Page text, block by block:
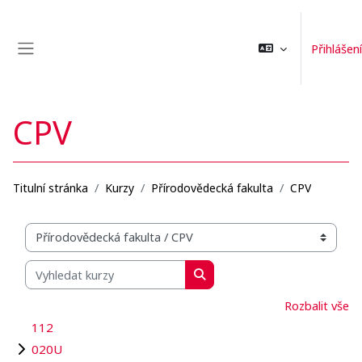
Přihlášení
CPV
Titulní stránka Kurzy Přírodovědecká fakulta CPV
Organizační struktura kurzů
Vyhledat kurzy
Vyhledat kurzy
Rozbalit vše
112
020U